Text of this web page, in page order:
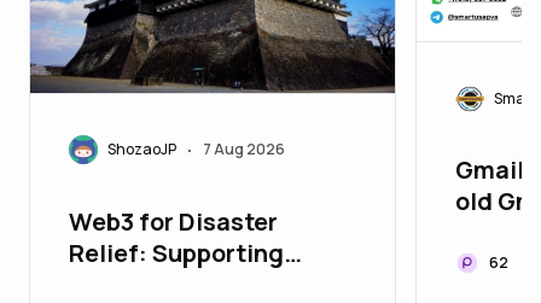
ShozaoJP • 7 Aug 2026
Web3 for Disaster
Relief: Supporting
Gmail
old
62